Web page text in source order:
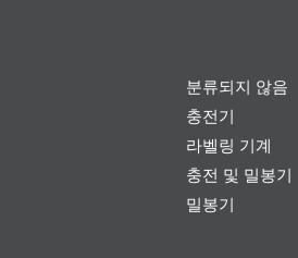
분류되지 않음
충전기
라벨링 기계
충전 및 밀봉기
밀봉기